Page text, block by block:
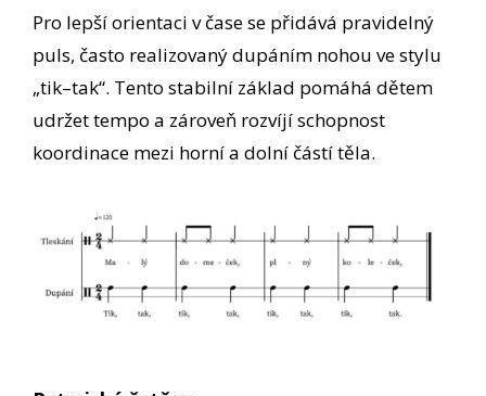
Pro lepší orientaci v čase se přidává pravidelný
puls, často realizovaný dupáním nohou ve stylu
„tik–tak“. Tento stabilní základ pomáhá dětem
udržet tempo a zároveň rozvíjí schopnost
koordinace mezi horní a dolní částí těla.